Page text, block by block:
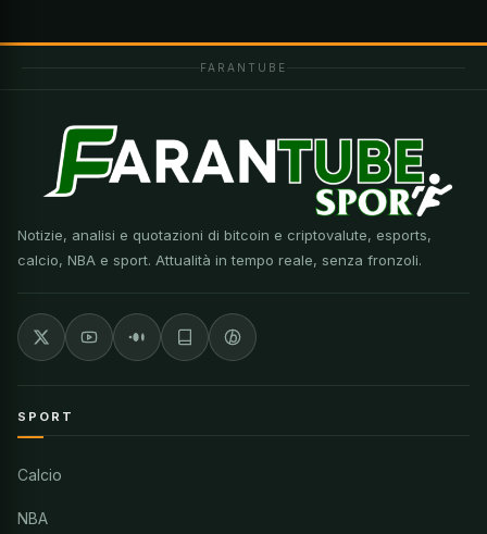
FARANTUBE
Notizie, analisi e quotazioni di bitcoin e criptovalute, esports,
calcio, NBA e sport. Attualità in tempo reale, senza fronzoli.
SPORT
Calcio
NBA